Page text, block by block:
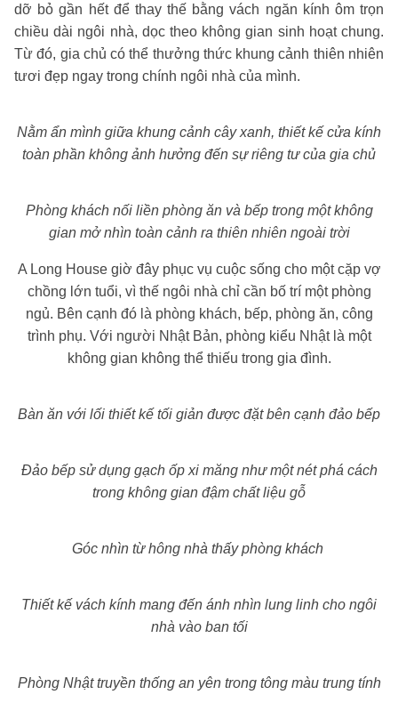
dỡ bỏ gần hết để thay thế bằng vách ngăn kính ôm trọn
chiều dài ngôi nhà, dọc theo không gian sinh hoạt chung.
Từ đó, gia chủ có thể thưởng thức khung cảnh thiên nhiên
tươi đẹp ngay trong chính ngôi nhà của mình.
Nằm ẩn mình giữa khung cảnh cây xanh, thiết kế cửa kính
toàn phần không ảnh hưởng đến sự riêng tư của gia chủ
Phòng khách nối liền phòng ăn và bếp trong một không
gian mở nhìn toàn cảnh ra thiên nhiên ngoài trời
A Long House giờ đây phục vụ cuộc sống cho một cặp vợ
chồng lớn tuổi, vì thế ngôi nhà chỉ cần bố trí một phòng
ngủ. Bên cạnh đó là phòng khách, bếp, phòng ăn, công
trình phụ. Với người Nhật Bản, phòng kiểu Nhật là một
không gian không thể thiếu trong gia đình.
Bàn ăn với lối thiết kế tối giản được đặt bên cạnh đảo bếp
Đảo bếp sử dụng gạch ốp xi măng như một nét phá cách
trong không gian đậm chất liệu gỗ
Góc nhìn từ hông nhà thấy phòng khách
Thiết kế vách kính mang đến ánh nhìn lung linh cho ngôi
nhà vào ban tối
Phòng Nhật truyền thống an yên trong tông màu trung tính